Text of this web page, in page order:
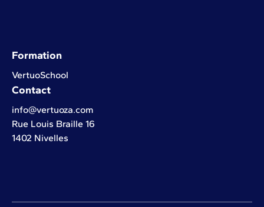
Formation
VertuoSchool
Contact
info@vertuoza.com
Rue Louis Braille 16
1402 Nivelles